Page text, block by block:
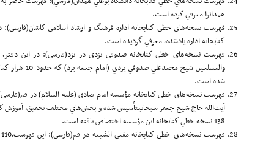
همدانرا معرفي كرده است.
كتاب­خانه اداره يادشده، معرفي گرديده است.
والمسلمين شيخ
شده است.
فهرست نسخه‌هاي خطي كتاب­خانه مؤسسه امام صادق (علیه السلام) در
آيت‌الله حاج شيخ جعفر سبحانيتأسيس شده و بخش‌هاي مختلف تحقيق، آموزش
138 نسخه خطي كتاب­خانه اين مؤسسه اختصاص يافته است.